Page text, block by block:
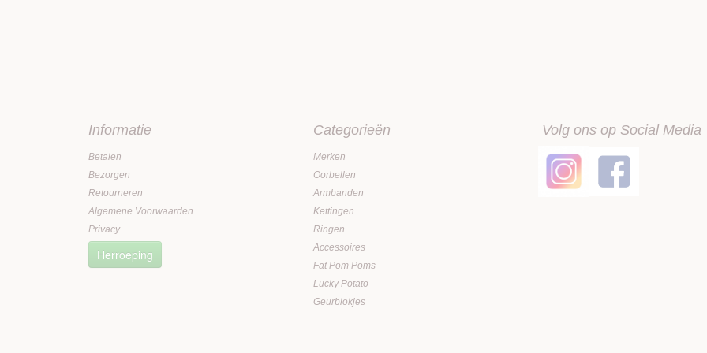
Informatie
Betalen
Bezorgen
Retourneren
Algemene Voorwaarden
Privacy
Herroeping
Categorieën
Merken
Oorbellen
Armbanden
Kettingen
Ringen
Accessoires
Fat Pom Poms
Lucky Potato
Geurblokjes
Volg ons op Social Media